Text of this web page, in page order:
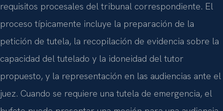
requisitos procesales del tribunal correspondiente. El
proceso típicamente incluye la preparación de la
petición de tutela, la recopilación de evidencia sobre la
capacidad del tutelado y la idoneidad del tutor
propuesto, y la representación en las audiencias ante el
juez. Cuando se requiere una tutela de emergencia, el